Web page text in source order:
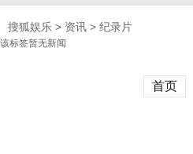
搜狐娱乐 > 资讯 > 纪录片
该标签暂无新闻
首页